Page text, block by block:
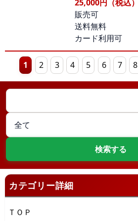
25,000円（税込）
販売可
送料無料
カード利用可
1 2 3 4 5 6 7 8
カテゴリー詳細
ＴＯＰ